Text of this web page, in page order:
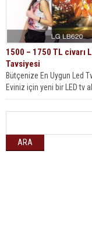
1500 – 1750 TL civarı
Tavsiyesi
Bütçenize En Uygun Led
Eviniz için yeni bir LED tv
istiyorsunuz fakat...